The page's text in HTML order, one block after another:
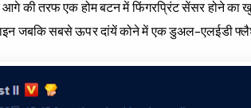
आगे की तरफ एक होम बटन में फिंगरप्रिंट सेंसर होने
जबकि सबसे ऊपर दांयें कोने में एक डुअल-एलईडी